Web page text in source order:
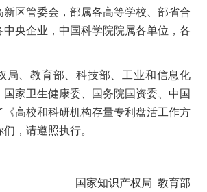
新区管委会，部属各高等学校、部省合
中央企业，中国科学院院属各单位，各
局、教育部、科技部、工业和信息化
家卫生健康委、国务院国资委、中国
《高校和科研机构存量专利盘活工作方
，请遵照执行。
国家知识产权局 教育部